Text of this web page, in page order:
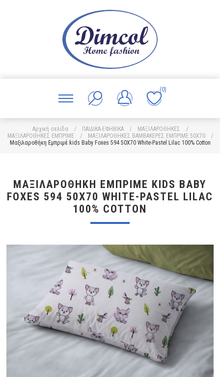
(0)
Αρχική σελίδα / ΠΑΙΔΙΚΑ-ΕΦΗΒΙΚΑ / ΜΑΞΙΛΑΡΟΘΗΚΕΣ
/
ΜΑΞΙΛΑΡΟΘΗΚΕΣ ΕΜΠΡΙΜΕ
/ ΜΑΞΙΛΑΡΟΘΗΚΕΣ ΒΑΜΒΑΚΕΡΕΣ ΕΜΠΡΙΜΕ 50X70
/
Μαξιλαροθήκη Εμπριμέ kids Baby Foxes 594 50X70 White-Pastel Lilac 100% Cotton
ΜΑΞΙΛΑΡΟΘΉΚΗ ΕΜΠΡΙΜΈ KIDS BABY
FOXES 594 50X70 WHITE-PASTEL LILAC
100% COTTON